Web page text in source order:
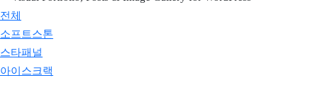
전체
소프트스톤
스타패널
아이스크랙